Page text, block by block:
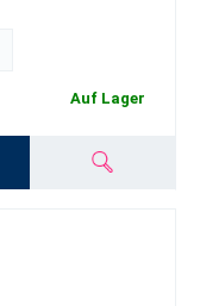
Auf Lager